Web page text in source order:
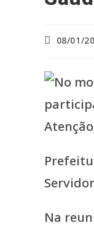
Post08/01/
Na